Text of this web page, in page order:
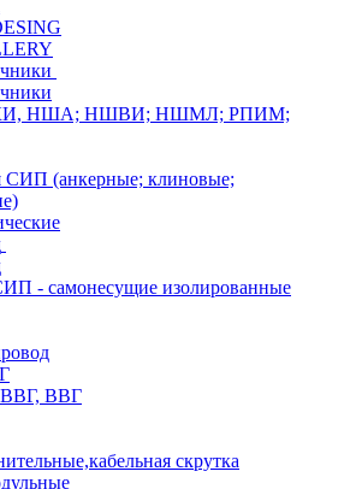
НША; НШВИ; НШМЛ; РПИМ;
(анкерные; клиновые;
- самонесущие изолированные
ВВГ
скрутка